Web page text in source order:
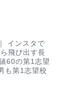
インスタで
飛び出す長
60の第1志望
も第1志望校